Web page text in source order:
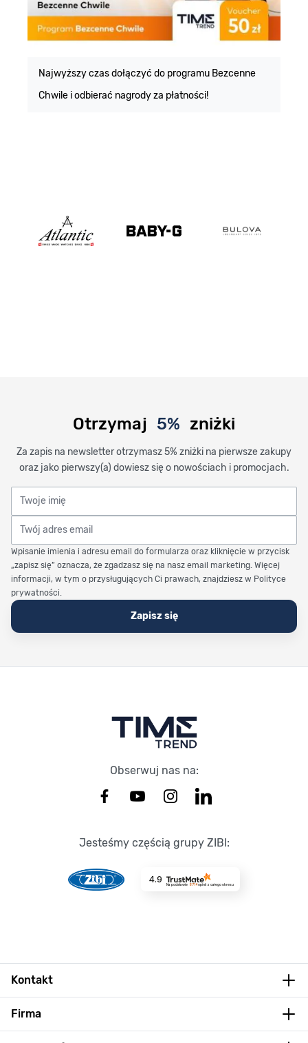
Najwyższy czas dołączyć do programu Bezcenne
Chwile i odbierać nagrody za płatności!
Otrzymaj 5% zniżki
Za zapis na newsletter otrzymasz 5% zniżki na pierwsze zakupy
oraz jako pierwszy(a) dowiesz się o nowościach i promocjach.
Twoje imię
Twój adres email
Wpisanie imienia i adresu email do formularza oraz kliknięcie w przycisk
„zapisz się” oznacza, że zgadzasz się na nasz email marketing. Więcej
informacji, w tym o przysługujących Ci prawach, znajdziesz w Polityce
prywatności.
Zapisz się
Obserwuj nas na:
Jesteśmy częścią grupy ZIBI:
4.9
Na podstawie 8714opinii z całego okresu
Kontakt
Firma